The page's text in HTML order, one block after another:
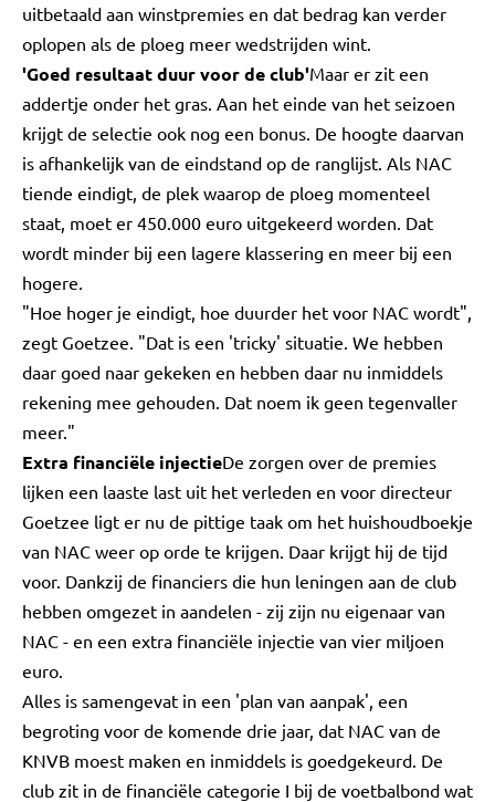
uitbetaald aan winstpremies en dat bedrag kan verder
oplopen als de ploeg meer wedstrijden wint.
'Goed resultaat duur voor de club'Maar er zit een
addertje onder het gras. Aan het einde van het seizoen
krijgt de selectie ook nog een bonus. De hoogte daarvan
is afhankelijk van de eindstand op de ranglijst. Als NAC
tiende eindigt, de plek waarop de ploeg momenteel
staat, moet er 450.000 euro uitgekeerd worden. Dat
wordt minder bij een lagere klassering en meer bij een
hogere.
"Hoe hoger je eindigt, hoe duurder het voor NAC wordt",
zegt Goetzee. "Dat is een 'tricky' situatie. We hebben
daar goed naar gekeken en hebben daar nu inmiddels
rekening mee gehouden. Dat noem ik geen tegenvaller
meer."
Extra financiële injectieDe zorgen over de premies
lijken een laaste last uit het verleden en voor directeur
Goetzee ligt er nu de pittige taak om het huishoudboekje
van NAC weer op orde te krijgen. Daar krijgt hij de tijd
voor. Dankzij de financiers die hun leningen aan de club
hebben omgezet in aandelen - zij zijn nu eigenaar van
NAC - en een extra financiële injectie van vier miljoen
euro.
Alles is samengevat in een 'plan van aanpak', een
begroting voor de komende drie jaar, dat NAC van de
KNVB moest maken en inmiddels is goedgekeurd. De
club zit in de financiële categorie I bij de voetbalbond wat